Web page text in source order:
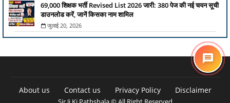
69,000 शिक्षक भर्ती Revised List 2026 जारी: 380 पेज की नई चयन सूची
डाउनलोड करें, जानें किसका नाम शामिल
जुलाई 20, 2026
About us Contact us Privacy Policy Disclaimer